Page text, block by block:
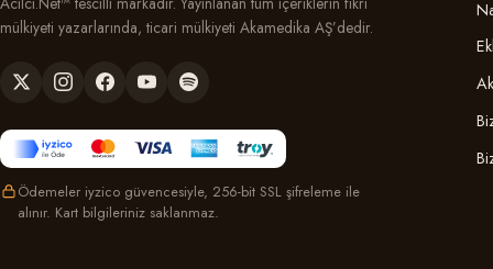
mülkiyeti yazarlarında, ticari mülkiyeti Akamedika AŞ’dedir.
Ödemeler iyzico güvencesiyle, 256-bit SSL şifreleme ile
alınır. Kart bilgileriniz saklanmaz.